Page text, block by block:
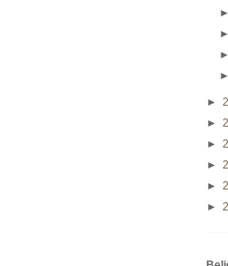
►
►
►
►
►
►